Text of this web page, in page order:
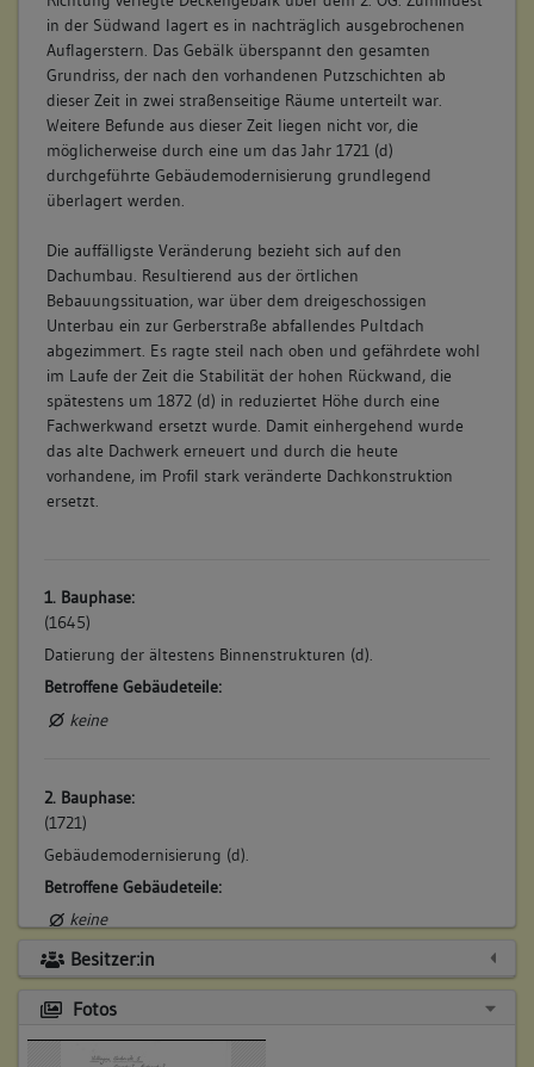
in der Südwand lagert es in nachträglich ausgebrochenen
Auflagerstern. Das Gebälk überspannt den gesamten
Grundriss, der nach den vorhandenen Putzschichten ab
dieser Zeit in zwei straßenseitige Räume unterteilt war.
Weitere Befunde aus dieser Zeit liegen nicht vor, die
möglicherweise durch eine um das Jahr 1721 (d)
durchgeführte Gebäudemodernisierung grundlegend
überlagert werden.
Die auffälligste Veränderung bezieht sich auf den
Dachumbau. Resultierend aus der örtlichen
Bebauungssituation, war über dem dreigeschossigen
Unterbau ein zur Gerberstraße abfallendes Pultdach
abgezimmert. Es ragte steil nach oben und gefährdete wohl
im Laufe der Zeit die Stabilität der hohen Rückwand, die
spätestens um 1872 (d) in reduziertet Höhe durch eine
Fachwerkwand ersetzt wurde. Damit einhergehend wurde
das alte Dachwerk erneuert und durch die heute
vorhandene, im Profil stark veränderte Dachkonstruktion
ersetzt.
1. Bauphase:
(1645)
Datierung der ältestens Binnenstrukturen (d).
Betroffene Gebäudeteile:
keine
2. Bauphase:
(1721)
Gebäudemodernisierung (d).
Betroffene Gebäudeteile:
keine
3. Bauphase:
(1872)
Ersetzen der massiven Rückwand durch eine in der Höhe
Besitzer:in
Fotos